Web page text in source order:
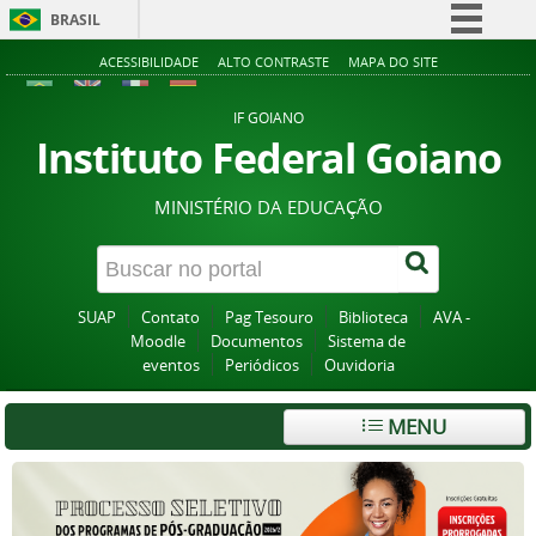
BRASIL
Simplifique!
Acesso à informação
Legislação
Canais
ACESSIBILIDADE ALTO CONTRASTE MAPA DO SITE
IF GOIANO
Instituto Federal Goiano
MINISTÉRIO DA EDUCAÇÃO
SUAP Contato Pag Tesouro Biblioteca
AVA -
Moodle
Documentos
Sistema de
eventos
Periódicos Ouvidoria
MENU